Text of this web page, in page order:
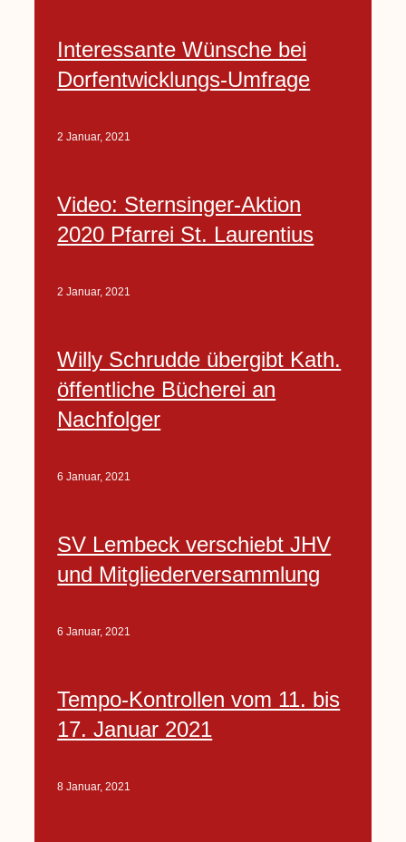
Interessante Wünsche bei
Dorfentwicklungs-Umfrage
2 Januar, 2021
Video: Sternsinger-Aktion
2020 Pfarrei St. Laurentius
2 Januar, 2021
Willy Schrudde übergibt Kath.
öffentliche Bücherei an
Nachfolger
6 Januar, 2021
SV Lembeck verschiebt JHV
und Mitgliederversammlung
6 Januar, 2021
Tempo-Kontrollen vom 11. bis
17. Januar 2021
8 Januar, 2021